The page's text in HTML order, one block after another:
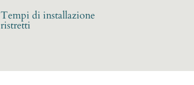
Tempi di installazione
ristretti